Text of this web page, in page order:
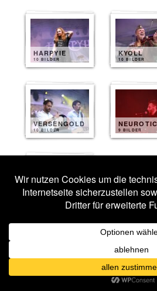
HARPYIE
10 BILDER
KYOLL
10 BILDER
VERSENGOLD
10 BILDER 9 BILDER
HEYDENRAUSCH
Veröffentlicht unterFotos 2016|
Artwork,Aurelio
,Eric Fish &
Heydenrausch,Kyoll,Lacrimosa,Leipzig
Velvet Acid Christ,